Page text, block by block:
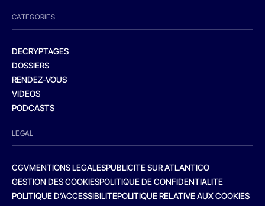
CATEGORIES
DECRYPTAGES
DOSSIERS
RENDEZ-VOUS
VIDEOS
PODCASTS
LEGAL
CGVMENTIONS LEGALESPUBLICITE SUR ATLANTICO
GESTION DES COOKIESPOLITIQUE DE CONFIDENTIALITE
POLITIQUE D’ACCESSIBILITEPOLITIQUE RELATIVE AUX COOKIES